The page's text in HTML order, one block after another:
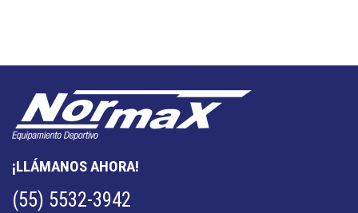
¡LLÁMANOS AHORA!
(55) 5532-3942